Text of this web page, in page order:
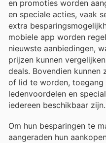
en promoties worden
en speciale acties, vaak
extra
mobiele app worden
nieuwste aanbiedingen,
prijzen kunnen
deals. Bovendien
of lid te worden,
ledenvoordelen en
iedereen beschikbaar zijn.
Om hun besparingen te
aangeraden hun